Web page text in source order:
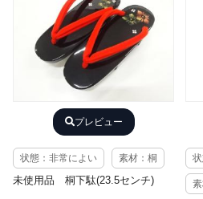
プレビュー
状態：非常によい 素材：桐
未使用品 桐下駄(23.5センチ)